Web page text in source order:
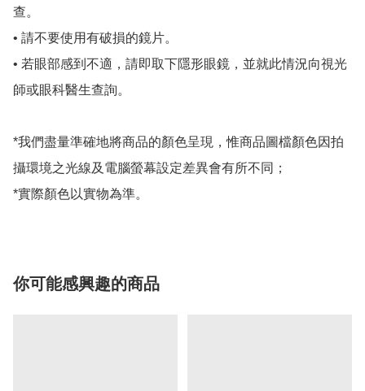
查。
• 請不要使用有破損的鏡片。
• 若眼部感到不適，請即取下隱形眼鏡，並就此情況向視光
師或眼科醫生查詢。
*我們盡量準確地將商品的顏色呈現，惟商品圖檔顏色因拍
攝環境之光線及電腦螢幕設定差異會有所不同；
*實際顏色以實物為準。
你可能感興趣的商品